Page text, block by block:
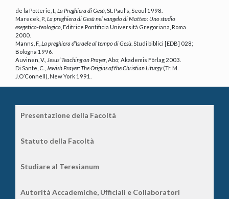
de la Potterie, I., La Preghiera di Gesù , St. Paul’s, Seoul 1998.
Marecek, P., La preghiera di Gesù nel vangelo di Matteo: Uno studio
esegetico-teologico , Editrice Pontificia Università Gregoriana, Roma
2000.
Manns, F., La preghiera d’Israele al tempo di Gesù . Studi biblici [EDB] 028;
Bologna 1996.
Auvinen, V., Jesus’ Teaching on Prayer , Abo; Akademis Förlag 2003.
Di Sante, C.,
Jewish Prayer: The Origins of the Christian Liturgy(Tr. M.
J.O’Connell), New York 1991.
Presentazione della Facoltà
Statuto della Facoltà
Studiare al Teresianum
Autorità Accademiche, Ufficiali e Collaboratori